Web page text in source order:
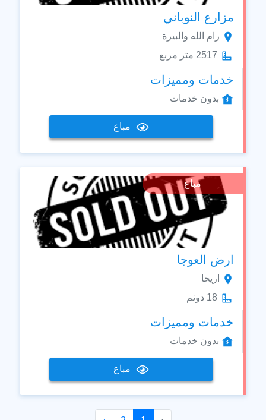
مزارع النوباني
رام الله والبيرة
2517 متر مربع
خدمات ومميزات
بدون خدمات
مباع
مباع
ارض العوجا
اريحا
18 دونم
خدمات ومميزات
بدون خدمات
مباع